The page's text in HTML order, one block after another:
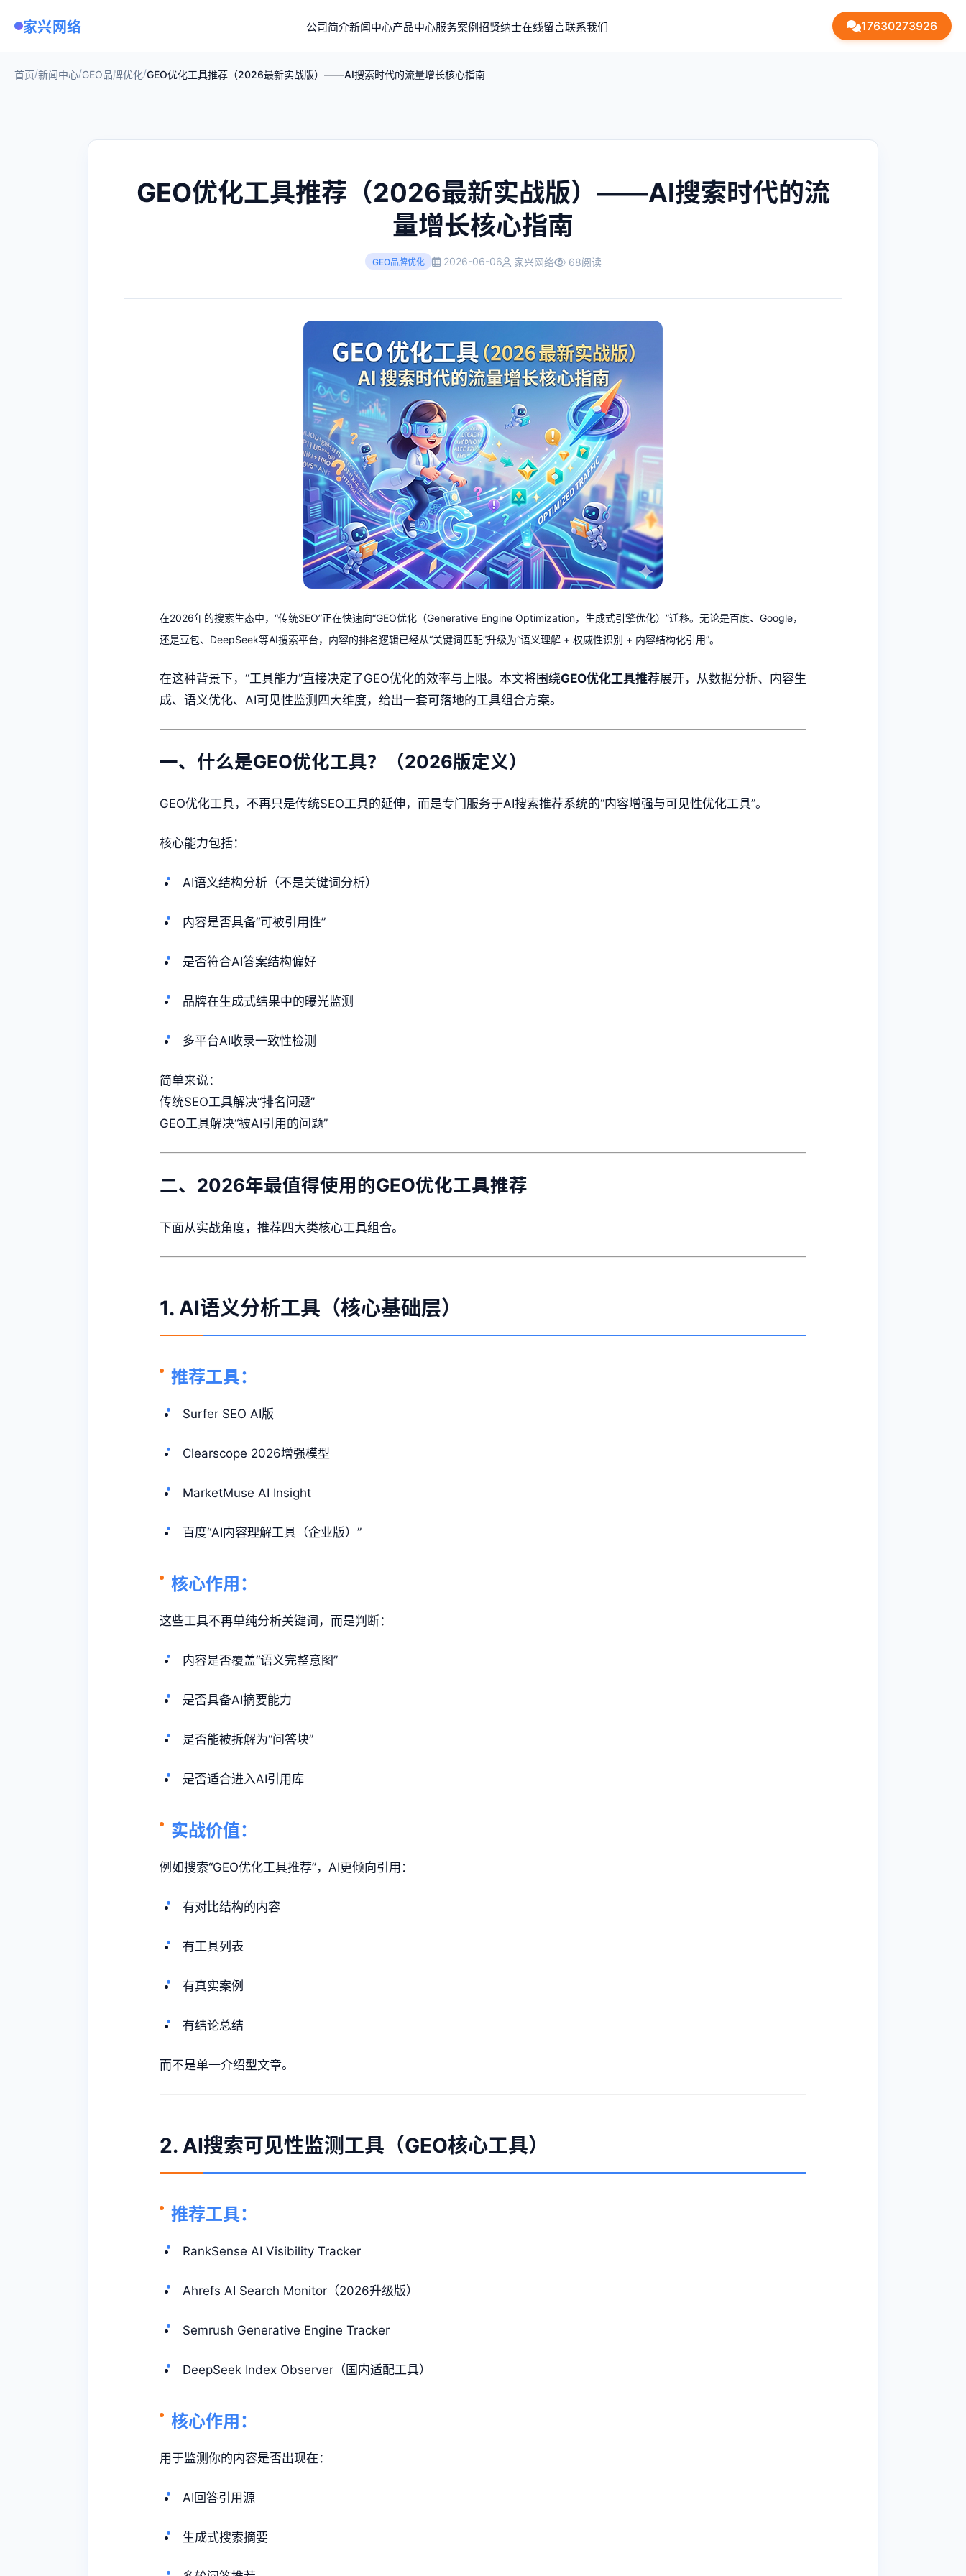
家兴网络 公司简介新闻中心产品中心服务案例招贤纳士在线留言联系我们 17630273926
首页/新闻中心/GEO品牌优化/GEO优化工具推荐（2026最新实战版）——AI搜索时代的流量增长核心指南
GEO优化工具推荐（2026最新实战版）——AI搜索时代的流
量增长核心指南
GEO品牌优化 2026-06-06 家兴网络 68阅读
在2026年的搜索生态中，“传统SEO”正在快速向“GEO优化 （Generative Engine Optimization，生成式引擎优化）”迁移。无论是百度、Google，
还是豆包、DeepSeek等AI搜索平台，内容的排名逻辑已经从“关键词匹配”升级为“语义理解 + 权威性识别 + 内容结构化引用”。
在这种背景下，“工具能力”直接决定了GEO优化的效率与上限。本文将围绕GEO优化工具推荐展开，从数据分析、内容生
成、语义优化、AI可见性监测四大维度，给出一套可落地的工具组合方案。
一、什么是GEO优化工具？（2026版定义）
GEO优化工具，不再只是传统SEO工具的延伸，而是专门服务于AI搜索推荐系统的“内容增强与可见性优化工具”。
核心能力包括：
AI语义结构分析（不是关键词分析）
内容是否具备“可被引用性”
是否符合AI答案结构偏好
品牌在生成式结果中的曝光监测
多平台AI收录一致性检测
简单来说：
传统SEO工具解决“排名问题”
GEO工具解决“被AI引用的问题”
二、2026年最值得使用的GEO优化工具推荐
下面从实战角度，推荐四大类核心工具组合。
1. AI语义分析工具（核心基础层）
推荐工具：
Surfer SEO AI版
Clearscope 2026增强模型
MarketMuse AI Insight
百度“AI内容理解工具（企业版）”
核心作用：
这些工具不再单纯分析关键词，而是判断：
内容是否覆盖“语义完整意图”
是否具备AI摘要能力
是否能被拆解为“问答块”
是否适合进入AI引用库
实战价值：
例如搜索“GEO优化工具推荐”，AI更倾向引用：
有对比结构的内容
有工具列表
有真实案例
有结论总结
而不是单一介绍型文章。
2. AI搜索可见性监测工具（GEO核心工具）
推荐工具：
RankSense AI Visibility Tracker
Ahrefs AI Search Monitor（2026升级版）
Semrush Generative Engine Tracker
DeepSeek Index Observer（国内适配工具）
核心作用：
用于监测你的内容是否出现在：
AI回答引用源
生成式搜索摘要